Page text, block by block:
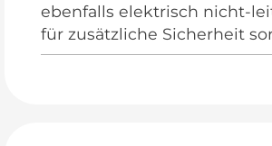
ebenfalls elektrisch nicht-
für zusätzliche Sicherheit